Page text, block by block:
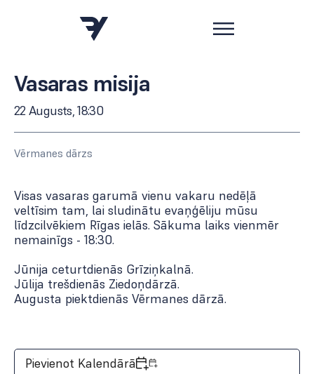
Vasaras misija
22 Augusts, 18:30
Vērmanes dārzs
Visas vasaras garumā vienu vakaru nedēļā
veltīsim tam, lai sludinātu evaņģēliju mūsu
līdzcilvēkiem Rīgas ielās. Sākuma laiks vienmēr
nemainīgs - 18:30.
Jūnija ceturtdienās Grīziņkalnā.
Jūlija trešdienās Ziedoņdārzā.
Augusta piektdienās Vērmanes dārzā.
Pievienot Kalendārā